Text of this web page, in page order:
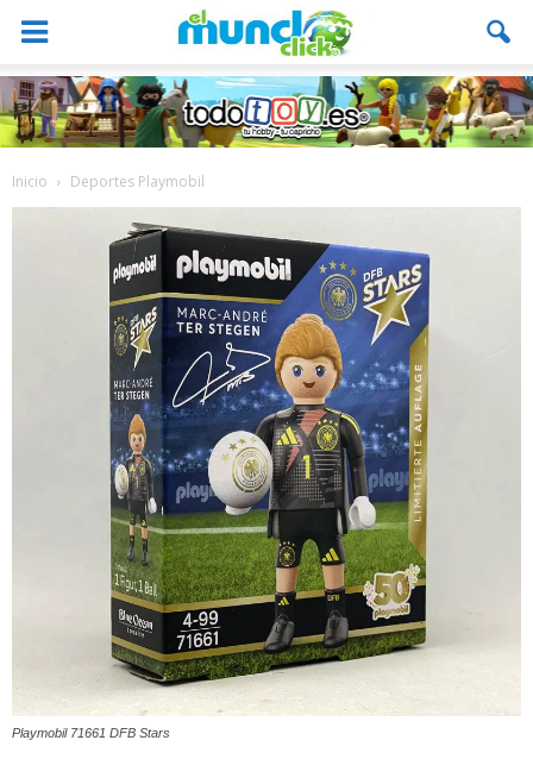
Inicio Deportes Playmobil
Playmobil 71661 DFB Stars